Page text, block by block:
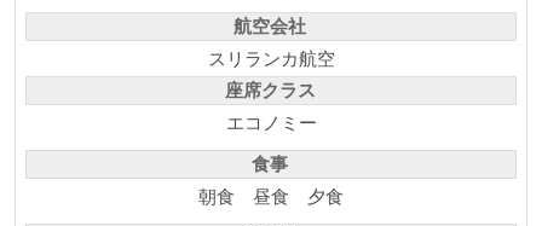
航空会社
スリランカ航空
座席クラス
エコノミー
食事
朝食 昼食 夕食